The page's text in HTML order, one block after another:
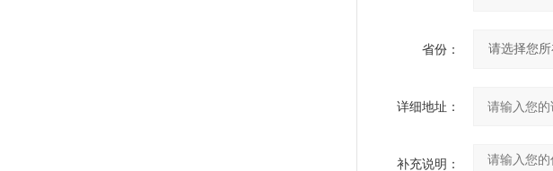
省份：
详细地址：
补充说明：